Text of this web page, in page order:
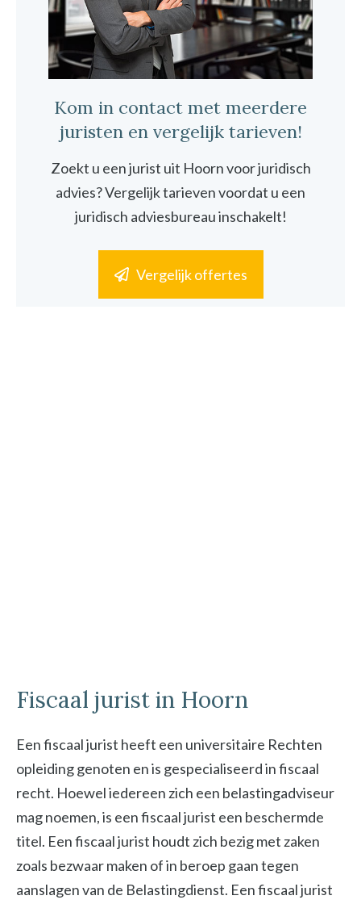
Kom in contact met meerdere
juristen en vergelijk tarieven!
Zoekt u een jurist uit Hoorn voor juridisch
advies? Vergelijk tarieven voordat u een
juridisch adviesbureau inschakelt!
Vergelijk offertes
Fiscaal jurist in Hoorn
Een fiscaal jurist heeft een universitaire Rechten
opleiding genoten en is gespecialiseerd in fiscaal
recht. Hoewel iedereen zich een belastingadviseur
mag noemen, is een fiscaal jurist een beschermde
titel. Een fiscaal jurist houdt zich bezig met zaken
zoals bezwaar maken of in beroep gaan tegen
aanslagen van de Belastingdienst. Een fiscaal jurist